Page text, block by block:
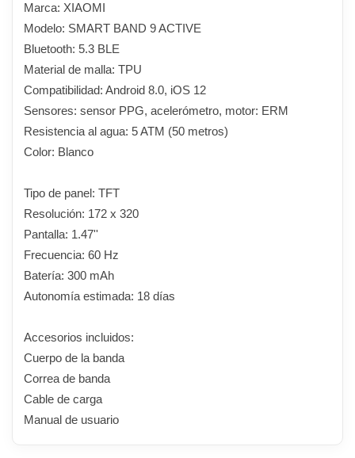
Marca: XIAOMI
Modelo: SMART BAND 9 ACTIVE
Bluetooth: 5.3 BLE
Material de malla: TPU
Compatibilidad: Android 8.0, iOS 12
Sensores: sensor PPG, acelerómetro, motor: ERM
Resistencia al agua: 5 ATM (50 metros)
Color: Blanco
Tipo de panel: TFT
Resolución: 172 x 320
Pantalla: 1.47''
Frecuencia: 60 Hz
Batería: 300 mAh
Autonomía estimada: 18 días
Accesorios incluidos:
Cuerpo de la banda
Correa de banda
Cable de carga
Manual de usuario